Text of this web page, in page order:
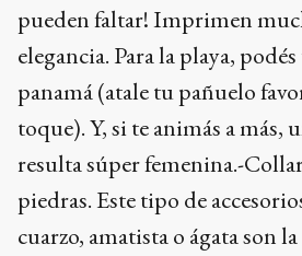
pueden faltar! Imprimen
elegancia. Para la playa,
panamá (atale tu pañuelo
toque). Y, si te animás a más,
resulta súper femenina.-
piedras. Este tipo de
cuarzo, amatista o ágata son